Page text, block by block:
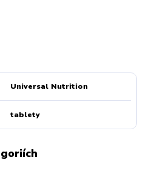
Universal Nutrition
tablety